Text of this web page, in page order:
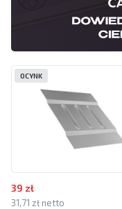
39 zł
31,71 zł netto
OCYNK